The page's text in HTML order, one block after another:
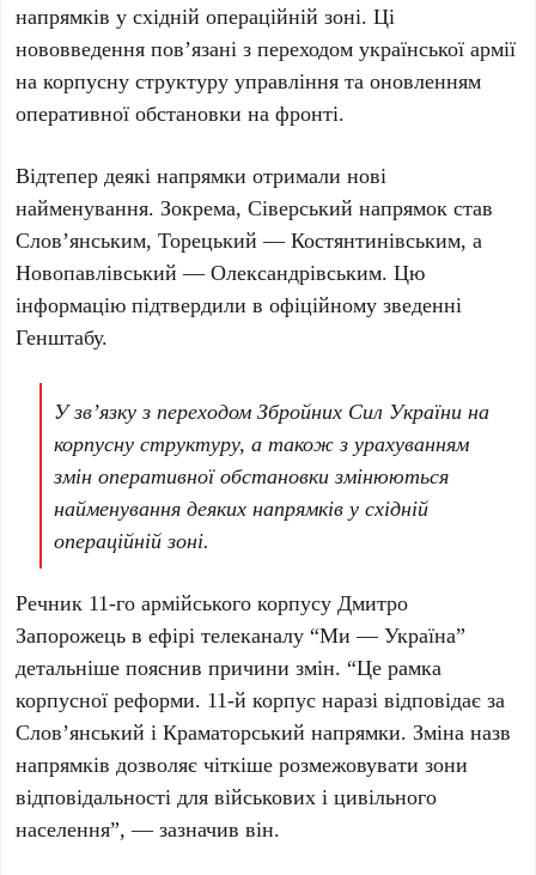
напрямків у східній операційній зоні. Ці
нововведення пов’язані з переходом української армії
на корпусну структуру управління та оновленням
оперативної обстановки на фронті.
Відтепер деякі напрямки отримали нові
найменування. Зокрема,Сіверський напрямок став
Слов’янським, Торецький — Костянтинівським, а
Новопавлівський — Олександрівським. Цю
інформацію підтвердили в офіційному зведенні
Генштабу.
У зв’язку з переходом Збройних Сил України на
корпусну структуру, а також з урахуванням
змін оперативної обстановки змінюються
найменування деяких напрямків у східній
операційній зоні.
Речник 11-го армійського корпусу Дмитро
Запорожець в ефірі телеканалу “Ми — Україна”
детальніше пояснив причини змін. “Це рамка
корпусної реформи. 11-й корпус наразі відповідає за
Слов’янський і Краматорський напрямки. Зміна назв
напрямків дозволяє чіткіше розмежовувати зони
відповідальності для військових і цивільного
населення”, — зазначив він.